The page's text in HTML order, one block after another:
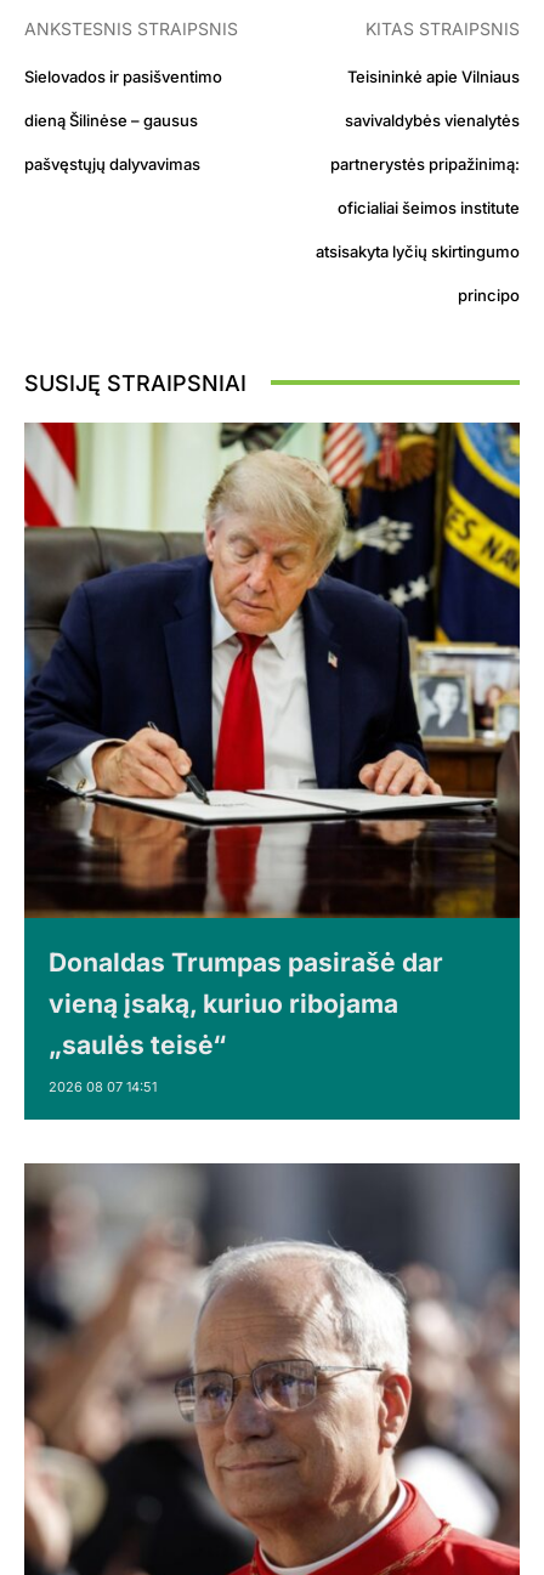
ANKSTESNIS STRAIPSNIS
Sielovados ir pasišventimo
dieną Šilinėse – gausus
pašvęstųjų dalyvavimas
KITAS STRAIPSNIS
Teisininkė apie Vilniaus
savivaldybės vienalytės
partnerystės pripažinimą:
oficialiai šeimos institute
atsisakyta lyčių skirtingumo
principo
SUSIJĘ STRAIPSNIAI
Donaldas Trumpas pasirašė dar
vieną įsaką, kuriuo ribojama
„saulės teisė“
2026 08 07 14:51